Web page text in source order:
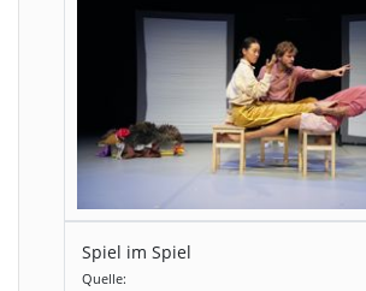
Spiel im Spiel
Quelle: